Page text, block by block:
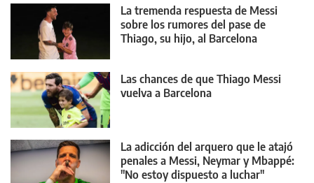
La tremenda respuesta de Messi
sobre los rumores del pase de
Thiago, su hijo, al Barcelona
Las chances de que Thiago Messi
vuelva a Barcelona
La adicción del arquero que le atajó
penales a Messi, Neymar y Mbappé:
"No estoy dispuesto a luchar"